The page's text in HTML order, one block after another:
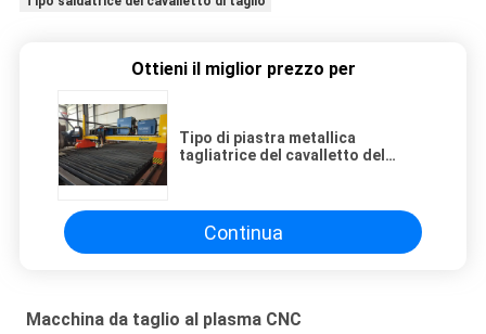
Ottieni il miglior prezzo per
Tipo di piastra metallica
tagliatrice del cavalletto del
Continua
Macchina da taglio al plasma CNC